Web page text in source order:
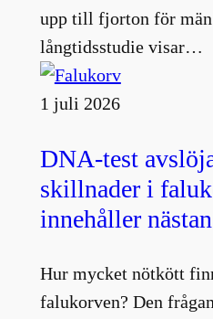
upp till fjorton för
långtidsstudie visar…
1 juli 2026
DNA-test
skillnader i
innehåller
Hur mycket nötkött
falukorven? Den